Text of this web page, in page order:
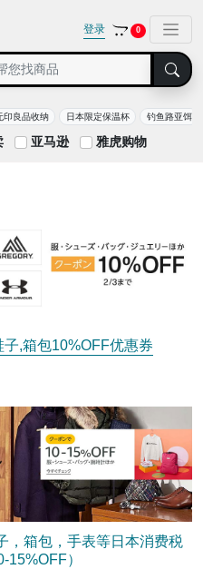
登录 0
印良品收纳 日本限定保温杯 钓鱼路亚饵
亚马逊 雅虎购物
子,箱包10%OFF优惠券
，箱包，手表等日本消费税
15%OFF）